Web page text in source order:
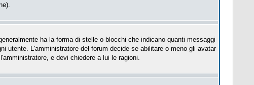
ha la forma di stelle o blocchi che indicano quanti messaggi
utente. L'amministratore del forum decide se abilitare o meno gli avatar
e devi chiedere a lui le ragioni.